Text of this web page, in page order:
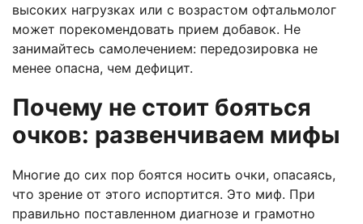
высоких нагрузках или с возрастом офтальмолог
может порекомендовать прием добавок. Не
занимайтесь самолечением: передозировка не
менее опасна, чем дефицит.
Почему не стоит бояться
очков: развенчиваем мифы
Многие до сих пор боятся носить очки, опасаясь,
что зрение от этого испортится. Это миф. При
правильно поставленном диагнозе и грамотно